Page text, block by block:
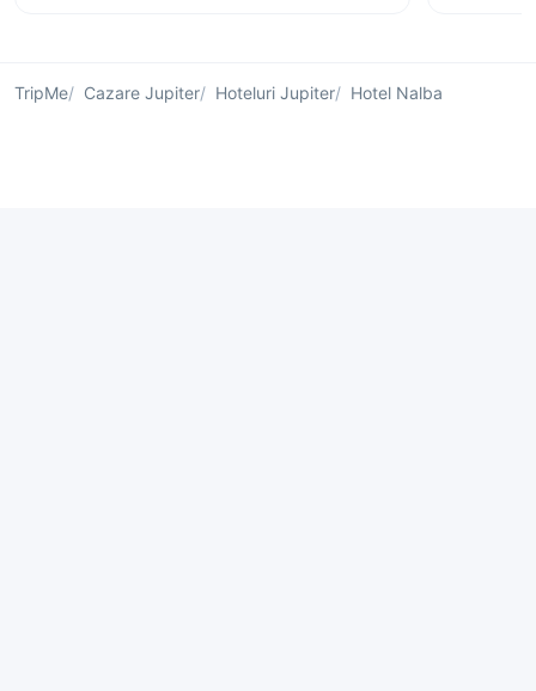
TripMe Cazare Jupiter Hoteluri Jupiter Hotel Nalba